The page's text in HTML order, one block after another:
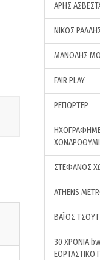
ΑΡΗΣ
ΝΙΚΟΣ
ΜΑΝΩΛΗΣ
FAIR PLAY
ΡΕΠΟΡΤΕΡ
ΣΤΕΦΑΝΟΣ
ATHENS
ΒΑΪΟΣ
30 ΧΡΟΝΙΑ